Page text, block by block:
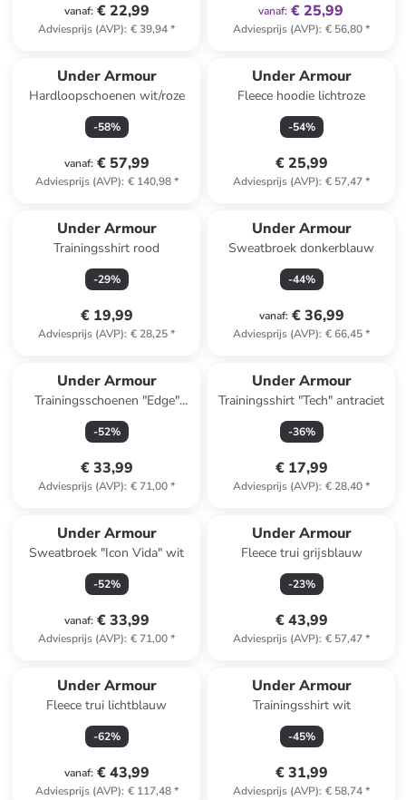
vanaf: € 22,99
Adviesprijs (AVP): € 39,94*
vanaf: € 25,99
Adviesprijs (AVP): € 56,80*
Under Armour
Hardloopschoenen wit/roze
-58%
vanaf: € 57,99
Adviesprijs (AVP): € 140,98*
Under Armour
Fleece hoodie lichtroze
-54%
€ 25,99
Adviesprijs (AVP): € 57,47*
Under Armour
Trainingsshirt rood
-29%
€ 19,99
Adviesprijs (AVP): € 28,25*
Under Armour
Sweatbroek donkerblauw
-44%
vanaf: € 36,99
Adviesprijs (AVP): € 66,45*
Under Armour
Trainingsschoenen "Edge"
crème
-52%
€ 33,99
Adviesprijs (AVP): € 71,00*
Under Armour
Trainingsshirt "Tech" antraciet
-36%
€ 17,99
Adviesprijs (AVP): € 28,40*
Under Armour
Sweatbroek "Icon Vida" wit
-52%
vanaf: € 33,99
Adviesprijs (AVP): € 71,00*
Under Armour
Fleece trui grijsblauw
-23%
€ 43,99
Adviesprijs (AVP): € 57,47*
Under Armour
Fleece trui lichtblauw
-62%
vanaf: € 43,99
Adviesprijs (AVP): € 117,48*
Under Armour
Trainingsshirt wit
-45%
€ 31,99
Adviesprijs (AVP): € 58,74*